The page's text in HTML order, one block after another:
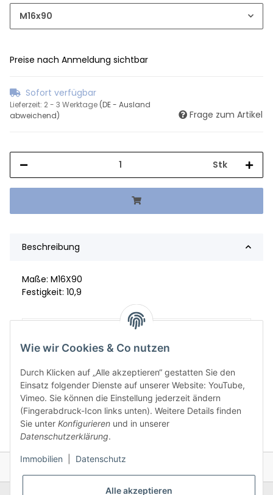
M16x90
Preise nach Anmeldung sichtbar
Sofort verfügbar
Lieferzeit: 2 - 3 Werktage (DE - Ausland
abweichend)
Frage zum Artikel
Stk
Beschreibung
Maße: M16X90
Festigkeit: 10,9
0,17 kg
Wie wir Cookies & Co nutzen
Durch Klicken auf „Alle akzeptieren“ gestatten Sie den
Einsatz folgender Dienste auf unserer Website: YouTube,
Vimeo. Sie können die Einstellung jederzeit ändern
(Fingerabdruck-Icon links unten). Weitere Details finden
Sie unter Konfigurieren und in unserer
Datenschutzerklärung.
Immobilien Datenschutz
Alle akzeptieren